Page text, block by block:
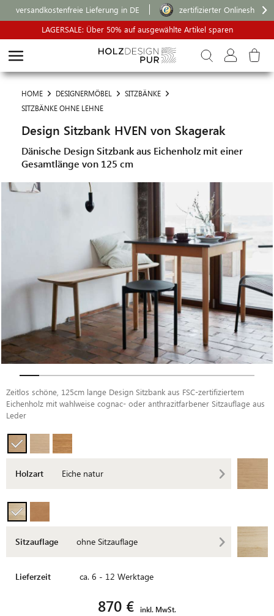
versandkostenfreie Lieferung in DE
zertifizierter Onlineshop
LAGERSALE: Über 50% auf ausgewählte Artikel sparen
HOME DESIGNERMÖBEL
SITZBÄNKE
SITZBÄNKE OHNE LEHNE
Design Sitzbank HVEN von Skagerak
Dänische Design Sitzbank aus Eichenholz mit einer
Gesamtlänge von 125 cm
Zeitlos schöne, 125cm lange Design Sitzbank aus FSC-zertifiziertem
Eichenholz mit wahlweise cognac- oder anthrazitfarbener Sitzauflage aus
Leder
Holzart Eiche natur
Sitzauflage ohne Sitzauflage
Lieferzeit ca. 6 - 12 Werktage
870 € inkl. MwSt.